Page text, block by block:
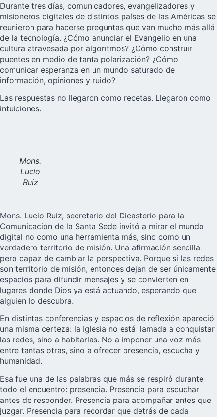
Durante tres días, comunicadores, evangelizadores y
misioneros digitales de distintos países de las Américas se
reunieron para hacerse preguntas que van mucho más allá
de la tecnología. ¿Cómo anunciar el Evangelio en una
cultura atravesada por algoritmos? ¿Cómo construir
puentes en medio de tanta polarización? ¿Cómo
comunicar esperanza en un mundo saturado de
información, opiniones y ruido?
Las respuestas no llegaron como recetas. Llegaron como
intuiciones.
Mons.
Lucio
Ruiz
Mons. Lucio Ruiz, secretario del Dicasterio para la
Comunicación de la Santa Sede invitó a mirar el mundo
digital no como una herramienta más, sino como un
verdadero territorio de misión. Una afirmación sencilla,
pero capaz de cambiar la perspectiva. Porque si las redes
son territorio de misión, entonces dejan de ser únicamente
espacios para difundir mensajes y se convierten en
lugares donde Dios ya está actuando, esperando que
alguien lo descubra.
En distintas conferencias y espacios de reflexión apareció
una misma certeza: la Iglesia no está llamada a conquistar
las redes, sino a habitarlas. No a imponer una voz más
entre tantas otras, sino a ofrecer presencia, escucha y
humanidad.
Esa fue una de las palabras que más se respiró durante
todo el encuentro: presencia. Presencia para escuchar
antes de responder. Presencia para acompañar antes que
juzgar. Presencia para recordar que detrás de cada